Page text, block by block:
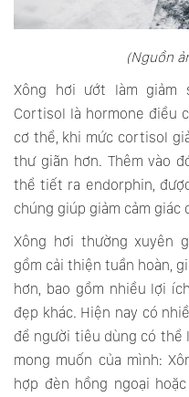
(Nguồn
Xông hơi ướt làm giảm
Cortisol là hormone điều
cơ thể, khi mức cortisol
thư giãn hơn. Thêm vào
thể tiết ra endorphin,
chúng giúp giảm cảm
Xông hơi thường xuyên
gồm cải thiện tuần hoàn,
hơn, bao gồm nhiều lợi
đẹp khác. Hiện nay có
để người tiêu dùng có thể
mong muốn của mình:
hợp đèn hồng ngoại